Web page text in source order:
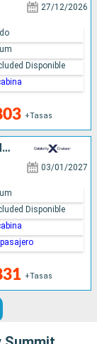
27/12/2026
+Tasas
Disponible
ESTADOS UNIDOS, ISLAS CAIMÁN, JAMAICA, HONDURAS, MÉXICO
03/01/2027
+Tasas
Disponible